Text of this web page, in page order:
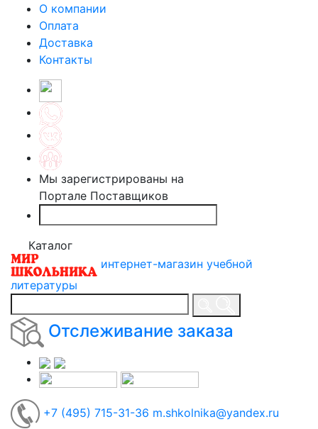
О компании
Оплата
Доставка
Контакты
Мы зарегистрированы на
Портале Поставщиков
Каталог
интернет-магазин учебной
литературы
Отслеживание заказа
+7 (495) 715-31-36 m.shkolnika@yandex.ru